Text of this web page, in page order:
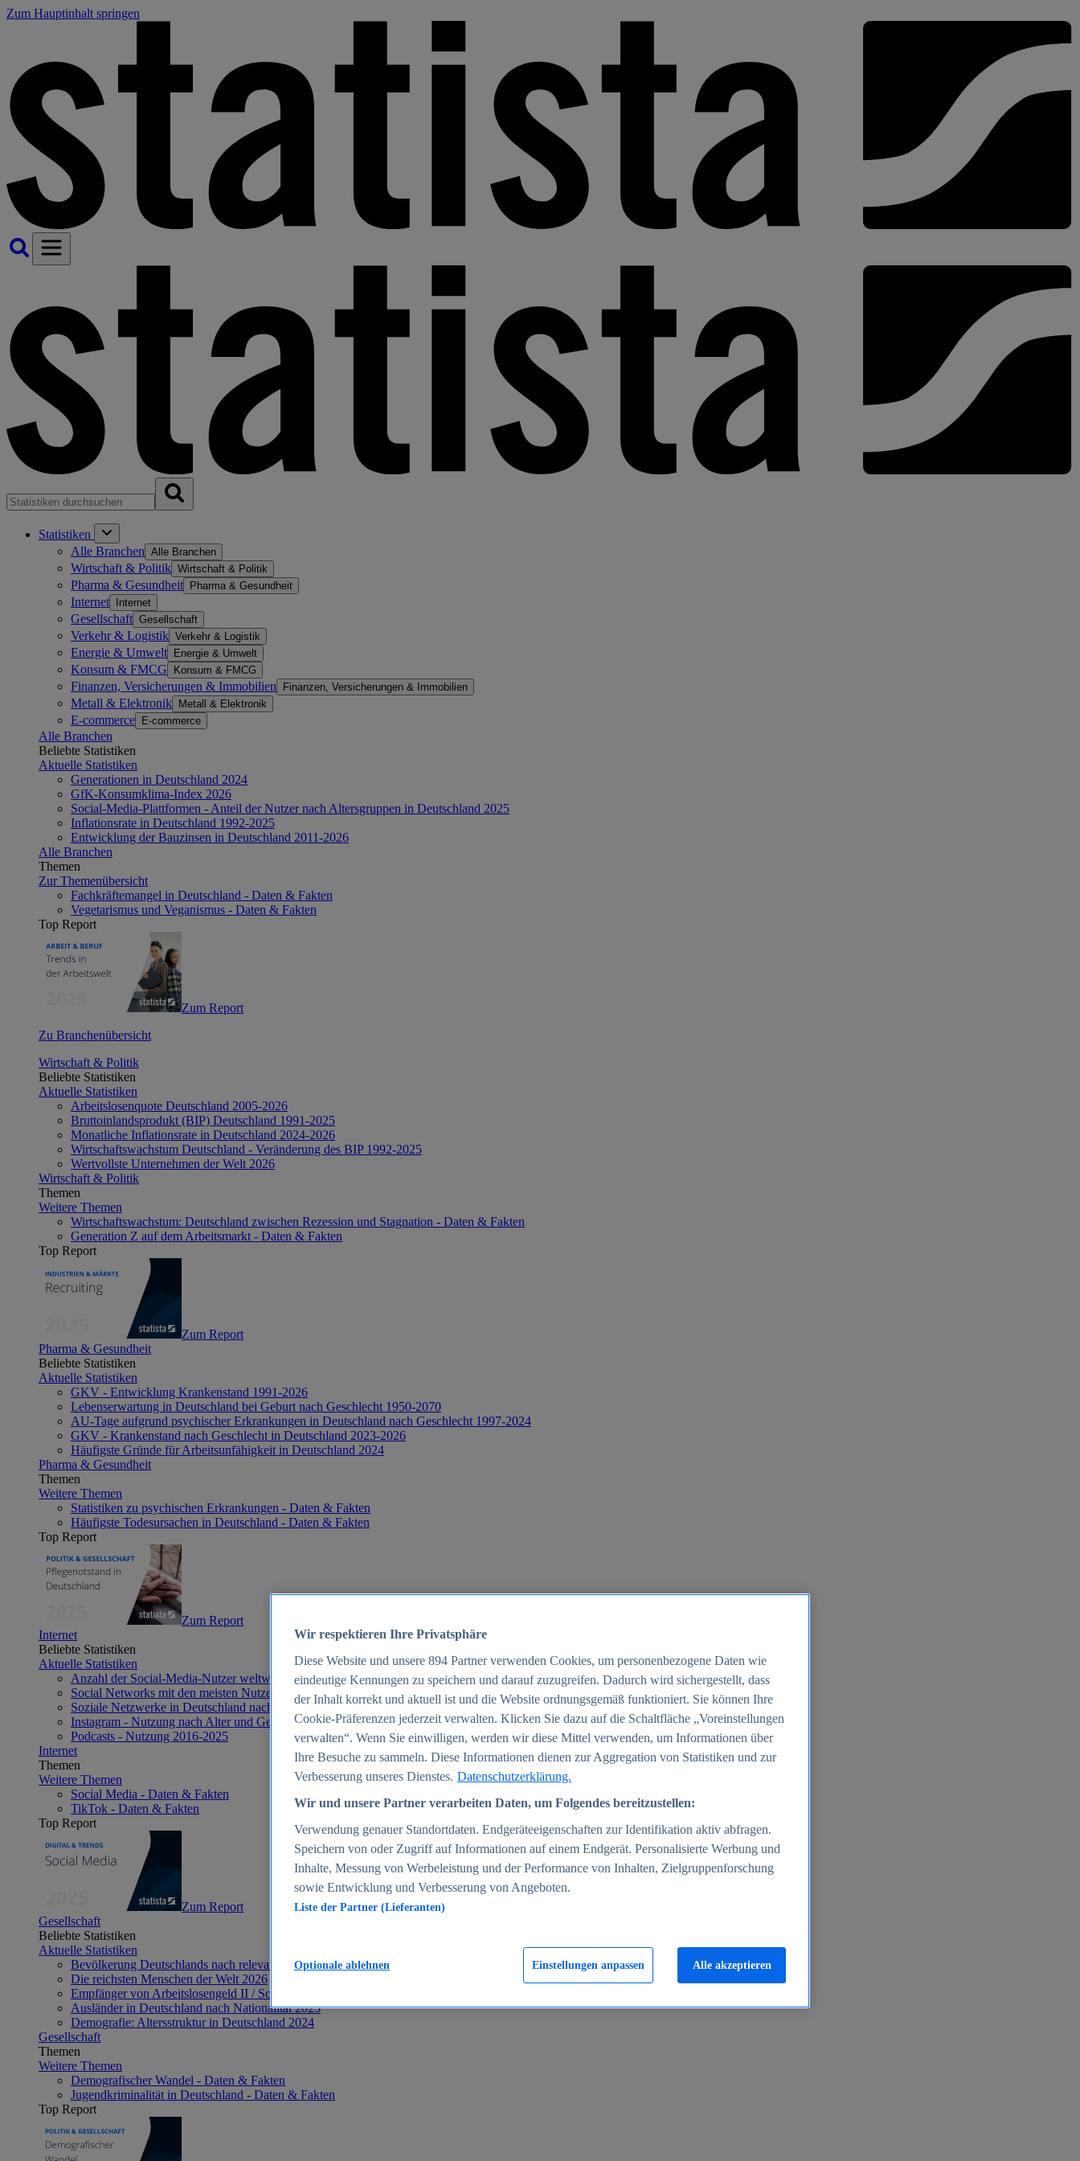
Zum Hauptinhalt springen
Statistiken
Alle Branchen Alle Branchen
Wirtschaft & Politik Wirtschaft & Politik
Pharma & Gesundheit Pharma & Gesundheit
Internet Internet
Gesellschaft Gesellschaft
Verkehr & Logistik Verkehr & Logistik
Energie & Umwelt Energie & Umwelt
Konsum & FMCG Konsum & FMCG
Finanzen, Versicherungen & Immobilien Finanzen, Versicherungen & Immobilien
Metall & Elektronik Metall & Elektronik
E-commerce E-commerce
Alle Branchen
Beliebte Statistiken
Aktuelle Statistiken
Generationen in Deutschland 2024
GfK-Konsumklima-Index 2026
Social-Media-Plattformen - Anteil der Nutzer nach Altersgruppen in Deutschland 2025
Inflationsrate in Deutschland 1992-2025
Entwicklung der Bauzinsen in Deutschland 2011-2026
Alle Branchen
Themen
Zur Themenübersicht
Fachkräftemangel in Deutschland - Daten & Fakten
Vegetarismus und Veganismus - Daten & Fakten
Top Report
Zum Report
Zu Branchenübersicht
Wirtschaft & Politik
Beliebte Statistiken
Aktuelle Statistiken
Arbeitslosenquote Deutschland 2005-2026
Bruttoinlandsprodukt (BIP) Deutschland 1991-2025
Monatliche Inflationsrate in Deutschland 2024-2026
Wirtschaftswachstum Deutschland - Veränderung des BIP 1992-2025
Wertvollste Unternehmen der Welt 2026
Wirtschaft & Politik
Themen
Weitere Themen
Wirtschaftswachstum: Deutschland zwischen Rezession und Stagnation - Daten & Fakten
Generation Z auf dem Arbeitsmarkt - Daten & Fakten
Top Report
Zum Report
Pharma & Gesundheit
Beliebte Statistiken
Aktuelle Statistiken
GKV - Entwicklung Krankenstand 1991-2026
Lebenserwartung in Deutschland bei Geburt nach Geschlecht 1950-2070
AU-Tage aufgrund psychischer Erkrankungen in Deutschland nach Geschlecht 1997-2024
GKV - Krankenstand nach Geschlecht in Deutschland 2023-2026
Häufigste Gründe für Arbeitsunfähigkeit in Deutschland 2024
Pharma & Gesundheit
Themen
Weitere Themen
Statistiken zu psychischen Erkrankungen - Daten & Fakten
Häufigste Todesursachen in Deutschland - Daten & Fakten
Top Report
Zum Report
Internet
Beliebte Statistiken
Aktuelle Statistiken
Anzahl der Social-Media-Nutzer weltweit 2012-2025
Social Networks mit den meisten Nutzern weltweit 2025
Soziale Netzwerke in Deutschland nach Generationen 2025
Instagram - Nutzung nach Alter und Geschlecht in Deutschland 2025
Podcasts - Nutzung 2016-2025
Internet
Themen
Weitere Themen
Social Media - Daten & Fakten
TikTok - Daten & Fakten
Top Report
Zum Report
Gesellschaft
Beliebte Statistiken
Aktuelle Statistiken
Bevölkerung Deutschlands nach relevanten Altersgruppen 2024
Die reichsten Menschen der Welt 2026
Empfänger von Arbeitslosengeld II / Sozialgeld / Bürgergeld in Deutschland 2005-2025
Ausländer in Deutschland nach Nationalität 2025
Demografie: Altersstruktur in Deutschland 2024
Gesellschaft
Themen
Weitere Themen
Demografischer Wandel - Daten & Fakten
Jugendkriminalität in Deutschland - Daten & Fakten
Top Report
Wir respektieren Ihre Privatsphäre
Diese Website und unsere 894 Partner verwenden Cookies, um personenbezogene Daten wie
eindeutige Kennungen zu speichern und darauf zuzugreifen. Dadurch wird sichergestellt, dass
der Inhalt korrekt und aktuell ist und die Website ordnungsgemäß funktioniert. Sie können Ihre
Cookie-Präferenzen jederzeit verwalten. Klicken Sie dazu auf die Schaltfläche „Voreinstellungen
verwalten“. Wenn Sie einwilligen, werden wir diese Mittel verwenden, um Informationen über
Ihre Besuche zu sammeln. Diese Informationen dienen zur Aggregation von Statistiken und zur
Verbesserung unseres Dienstes. Datenschutzerklärung.
Wir und unsere Partner verarbeiten Daten, um Folgendes bereitzustellen:
Verwendung genauer Standortdaten. Endgeräteeigenschaften zur Identifikation aktiv abfragen.
Speichern von oder Zugriff auf Informationen auf einem Endgerät. Personalisierte Werbung und
Inhalte, Messung von Werbeleistung und der Performance von Inhalten, Zielgruppenforschung
sowie Entwicklung und Verbesserung von Angeboten.
Liste der Partner (Lieferanten)
Einstellungen anpassen
Optionale ablehnen Alle akzeptieren